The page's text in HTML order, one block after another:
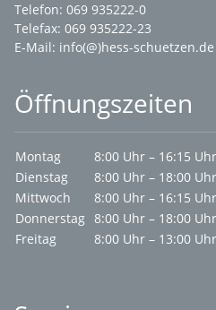
Telefon: 069 935222-0
Telefax: 069 935222-23
E-Mail: info(@)hess-schuetzen.de
Öffnungszeiten
Montag
8:00 Uhr – 16:15 Uhr
Dienstag
8:00 Uhr – 18:00 Uhr
Mittwoch
8:00 Uhr – 16:15 Uhr
Donnerstag 8:00 Uhr – 18:00 Uhr
Freitag
8:00 Uhr – 13:00 Uhr